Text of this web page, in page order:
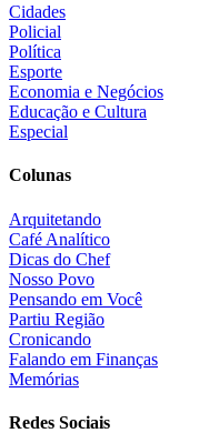
Cidades
Policial
Política
Esporte
Economia e Negócios
Educação e Cultura
Especial
Colunas
Arquitetando
Café Analítico
Dicas do Chef
Nosso Povo
Pensando em Você
Partiu Região
Cronicando
Falando em Finanças
Memórias
Redes Sociais